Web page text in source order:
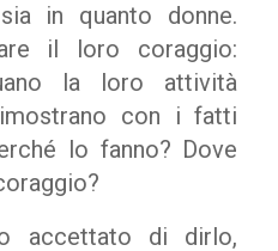
in quanto donne.
il loro coraggio:
la loro attività
con i fatti
lo fanno? Dove
accettato di dirlo,